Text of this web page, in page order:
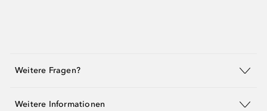
Weitere Fragen?
Weitere Informationen